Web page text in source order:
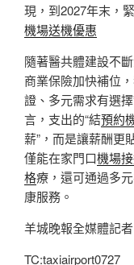
現，到2027年末，
機場送機優惠
隨著醫共體建設不
商業保險加快補位
證、多元需求有選
言，支出的“結預約
薪”，而是讓薪酬更
僅能在家門口機場
格療，還可通過多
康服務。
羊城晚報全媒體記
TC:taxiairport0727